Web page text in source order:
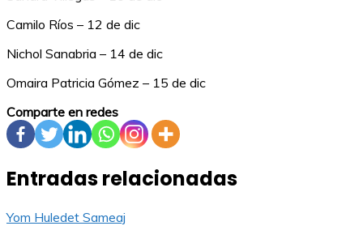
Camilo Ríos – 12 de dic
Nichol Sanabria – 14 de dic
Omaira Patricia Gómez – 15 de dic
Comparte en redes
Entradas relacionadas
Yom Huledet Sameaj